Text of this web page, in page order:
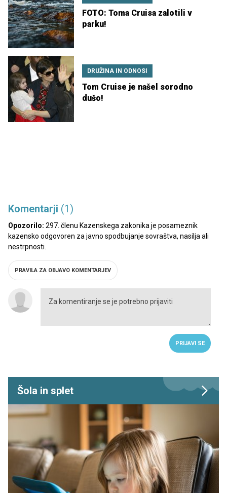
FOTO: Toma Cruisa zalotili v
parku!
DRUŽINA IN ODNOSI
Tom Cruise je našel sorodno
dušo!
Komentarji (1)
Opozorilo: 297. členu Kazenskega zakonika je posameznik
kazensko odgovoren za javno spodbujanje sovraštva, nasilja ali
nestrpnosti.
PRAVILA ZA OBJAVO KOMENTARJEV
PRIJAVI SE
Šola in splet